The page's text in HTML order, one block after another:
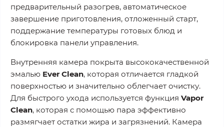
предварительный разогрев, автоматическое
завершение приготовления, отложенный старт,
поддержание температуры готовых блюд и
блокировка панели управления.
Внутренняя камера покрыта высококачественной
эмалью Ever Clean, которая отличается гладкой
поверхностью и значительно облегчает очистку.
Для быстрого ухода используется функция Vapor
Clean, которая с помощью пара эффективно
размягчает остатки жира и загрязнений. Камера